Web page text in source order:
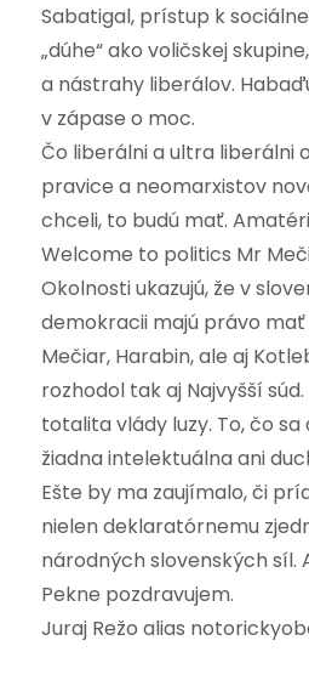
Sabatigal, prístup k
„dúhe“ ako voličskej
a nástrahy liberálov.
v zápase o moc.
Čo liberálni a ultra liberálni
pravice a neomarxistov
chceli, to budú mať.
Welcome to politics Mr
Okolnosti ukazujú, že v
demokracii majú právo mať
Mečiar, Harabin, ale aj
rozhodol tak aj Najvyšší
totalita vlády luzy. To, čo sa
žiadna intelektuálna ani
Ešte by ma zaujímalo, či
nielen deklaratórnemu
národných slovenských síl.
Pekne pozdravujem.
Juraj Režo alias